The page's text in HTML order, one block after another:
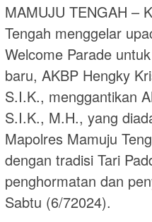
MAMUJU TENGAH –
Tengah menggelar
Welcome Parade
baru, AKBP Hengky
S.I.K., menggantikan
S.I.K., M.H., yang
Mapolres Mamuju
dengan tradisi Tari
penghormatan dan
Sabtu (6/72024).